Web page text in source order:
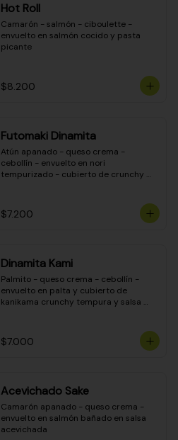
Hot Roll
Camarón - salmón - ciboulette -
envuelto en salmón cocido y pasta
picante
$8.200
Futomaki Dinamita
Atún apanado - queso crema -
cebollín - envuelto en nori
tempurizado - cubierto de crunchy
$7.200
Dinamita Kami
Palmito - queso crema - cebollín -
envuelto en palta y cubierto de
kanikama crunchy tempura y salsa
$7.000
Acevichado Sake
Camarón apanado - queso crema -
envuelto en salmón bañado en salsa
acevichada